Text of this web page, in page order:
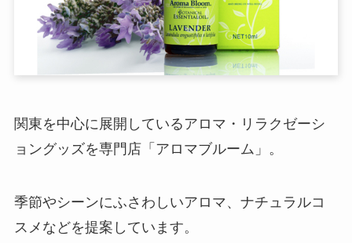
関東を中心に展開しているアロマ・リラクゼーシ
ョングッズを専門店「アロマブルーム」。
季節やシーンにふさわしいアロマ、ナチュラルコ
スメなどを提案しています。